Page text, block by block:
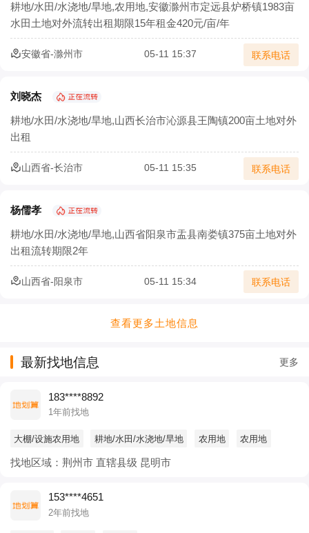
耕地/水田/水浇地/旱地,农用地,安徽滁州市定远县炉桥镇1983亩
水田土地对外流转出租期限15年租金420元/亩/年
安徽省-滁州市 05-11 15:37 联系电话
刘晓杰
耕地/水田/水浇地/旱地,山西长治市沁源县王陶镇200亩土地对外
出租
山西省-长治市 05-11 15:35 联系电话
杨儒孝
耕地/水田/水浇地/旱地,山西省阳泉市盂县南娄镇375亩土地对外
出租流转期限2年
山西省-阳泉市 05-11 15:34 联系电话
查看更多土地信息
最新找地信息 更多
183****8892
1年前找地
大棚/设施农用地 耕地/水田/水浇地/旱地 农用地 农用地
找地区域：荆州市 直辖县级 昆明市
153****4651
2年前找地